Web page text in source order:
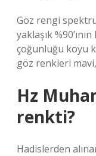
Göz rengi
yaklaşık
çoğunluğu koyu
göz renkleri
Hz
renkti?
Hadislerden